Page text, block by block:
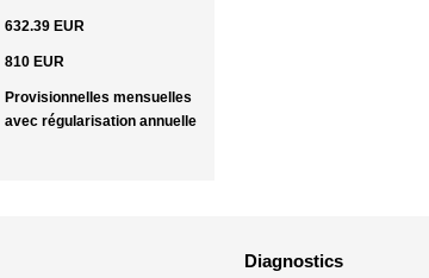
632.39 EUR
810 EUR
Provisionnelles mensuelles
avec régularisation annuelle
Diagnostics